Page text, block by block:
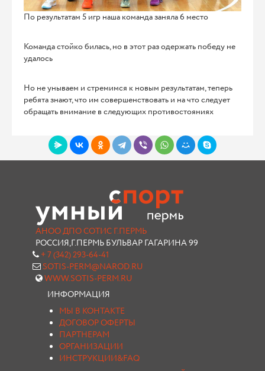
По результатам 5 игр наша команда заняла 6 место
Команда стойко билась, но в этот раз одержать победу не
удалось
Но не унываем и стремимся к новым результатам, теперь
ребята знают, что им совершенствовать и на что следует
обращать внимание в следующих противостояниях
АНОО ДПО СОТИС Г.ПЕРМЬ
РОССИЯ,Г.ПЕРМЬ БУЛЬВАР ГАГАРИНА 99
+ 7 (342) 293-64-41
SOTIS-PERM@NAROD.RU
WWW.SOTIS-PERM.RU
ИНФОРМАЦИЯ
МЫ В КОНТАКТЕ
ДОГОВОР ОФЕРТЫ
ПАРТНЕРАМ
ОРГАНИЗАЦИИ
ИНСТРУКЦИИ&FAQ